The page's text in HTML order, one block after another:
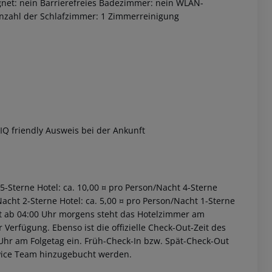
nein Barrierefreies Badezimmer: nein WLAN-
der Schlafzimmer: 1 Zimmerreinigung
friendly Ausweis bei der Ankunft
Hotel: ca. 10,00 ¤ pro Person/Nacht 4-Sterne
2-Sterne Hotel: ca. 5,00 ¤ pro Person/Nacht 1-Sterne
04:00 Uhr morgens steht das Hotelzimmer am
Ebenso ist die offizielle Check-Out-Zeit des
am Folgetag ein. Früh-Check-In bzw. Spät-Check-Out
Team hinzugebucht werden.